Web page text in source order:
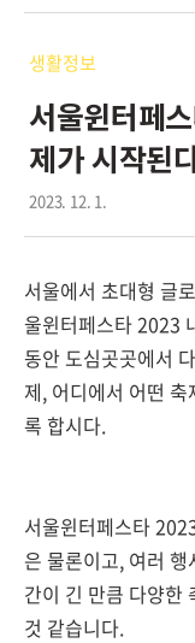
생활정보
서울윈터페
제가 시작된
2023. 12. 1.
서울에서 초대형 글
울윈터페스타 2023
동안 도심곳곳에서
제, 어디에서 어떤
록 합시다.
서울윈터페스타
은 물론이고, 여러
간이 긴 만큼 다양한
것 같습니다.